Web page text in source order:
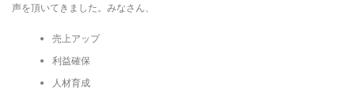
声を頂いてきました。みなさん、
売上アップ
利益確保
人材育成